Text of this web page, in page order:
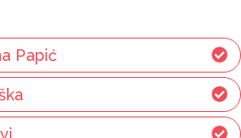
Papić